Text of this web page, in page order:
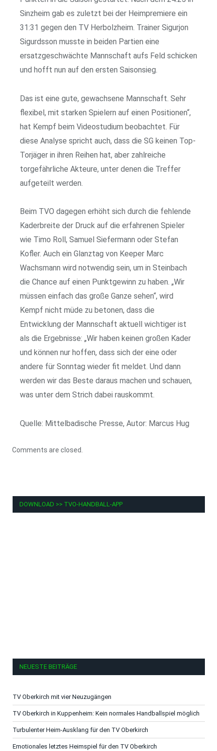
Sinzheim gab es zuletzt bei der Heimpremiere ein
31:31 gegen den TV Herbolzheim. Trainer Sigurjon
Sigurdsson musste in beiden Partien eine
ersatzgeschwächte Mannschaft aufs Feld schicken
und hofft nun auf den ersten Saisonsieg.
Das ist eine gute, gewachsene Mannschaft. Sehr
flexibel, mit starken Spielern auf einen Positionen“,
hat Kempf beim Videostudium beobachtet. Für
diese Analyse spricht auch, dass die SG keinen Top-
Torjäger in ihren Reihen hat, aber zahlreiche
torgefährliche Akteure, unter denen die Treffer
aufgeteilt werden.
Beim TVO dagegen erhöht sich durch die fehlende
Kaderbreite der Druck auf die erfahrenen Spieler
wie Timo Roll, Samuel Siefermann oder Stefan
Kofler. Auch ein Glanztag von Keeper Marc
Wachsmann wird notwendig sein, um in Steinbach
die Chance auf einen Punktgewinn zu haben. „Wir
müssen einfach das große Ganze sehen“, wird
Kempf nicht müde zu betonen, dass die
Entwicklung der Mannschaft aktuell wichtiger ist
als die Ergebnisse: „Wir haben keinen großen Kader
und können nur hoffen, dass sich der eine oder
andere für Sonntag wieder fit meldet. Und dann
werden wir das Beste daraus machen und schauen,
was unter dem Strich dabei rauskommt.
Quelle: Mittelbadische Presse, Autor: Marcus Hug
Comments are closed.
DOWNLOAD >> TVO-HANDBALL-APP
NEUESTE BEITRÄGE
TV Oberkirch mit vier Neuzugängen
TV Oberkirch in Kuppenheim: Kein normales Handballspiel möglich
Turbulenter Heim-Ausklang für den TV Oberkirch
Emotionales letztes Heimspiel für den TV Oberkirch